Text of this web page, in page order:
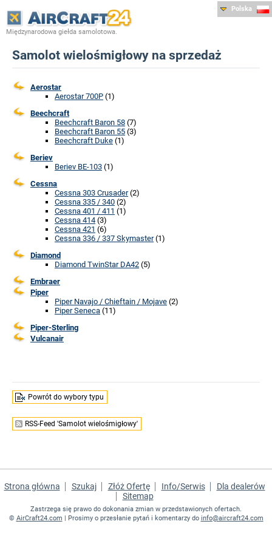
Międzynarodowa giełda samolotowa.
Polska
Samolot wielośmigłowy na sprzedaż
Aerostar
Aerostar 700P (1)
Beechcraft
Beechcraft Baron 58 (7)
Beechcraft Baron 55 (3)
Beechcraft Duke (1)
Beriev
Beriev BE-103 (1)
Cessna
Cessna 303 Crusader(2)
Cessna 335 / 340 (2)
Cessna 401 / 411 (1)
Cessna 414 (3)
Cessna 421 (6)
Cessna 336 / 337 Skymaster(1)
Diamond
Diamond TwinStar DA42 (5)
Embraer
Piper
Piper Navajo / Chieftain / Mojave (2)
Piper Seneca (11)
Piper-Sterling
Vulcanair
Powrót do wybory typu
RSS-Feed 'Samolot wielośmigłowy'
Strona główna Szukaj Złóż Ofertę Info/Serwis
Dla dealerów
Sitemap
Zastrzega się prawo do dokonania zmian w przedstawionych ofertach.
© AirCraft24.com | Prosimy o przesłanie pytań i komentarzy do info@aircraft24.com